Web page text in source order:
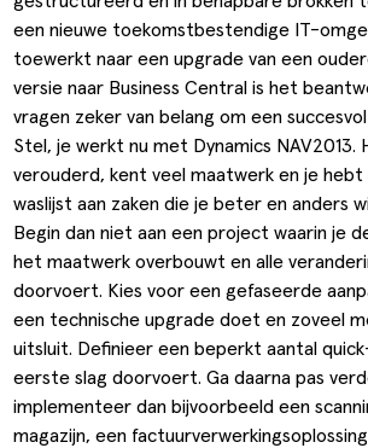
een nieuwe toekomstbestendige IT-
toewerkt naar eenupgrade van een
versie naar Business Central is het
vragen zeker van belang om een
Stel, je werkt nu met Dynamics NAV2013.
verouderd, kent veel maatwerk en je hebt
waslijst aan zaken die je beter en anders
Begin dan niet aan een project waarin je
het maatwerk overbouwt en alle
doorvoert. Kies voor een gefaseerde
een technische upgrade doet en zoveel
uitsluit. Definieer een beperkt aantal
eerste slag doorvoert. Ga daarna pas
implementeer dan bijvoorbeeld een
magazijn, een